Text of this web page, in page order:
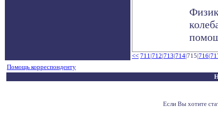
<< 711|712|713|714|715|716|
Помощь корреспонденту
Если Вы хотите